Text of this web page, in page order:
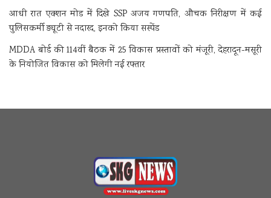
आधी रात एक्शन मोड में दिखे SSP अजय गणपति, औचक निरीक्षण में कई
पुलिसकर्मी ड्यूटी से नदारद, इनको किया सस्पेंड
MDDA बोर्ड की 114वीं बैठक में 25 विकास प्रस्तावों को मंजूरी, देहरादून-मसूरी
के नियोजित विकास को मिलेगी नई रफ्तार